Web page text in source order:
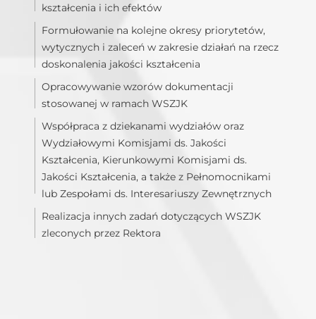
kształcenia i ich efektów
Formułowanie na kolejne okresy priorytetów,
wytycznych i zaleceń w zakresie działań na rzecz
doskonalenia jakości kształcenia
Opracowywanie wzorów dokumentacji
stosowanej w ramach WSZJK
Współpraca z dziekanami wydziałów oraz
Wydziałowymi Komisjami ds. Jakości
Kształcenia, Kierunkowymi Komisjami ds.
Jakości Kształcenia, a także z Pełnomocnikami
lub Zespołami ds. Interesariuszy Zewnętrznych
Realizacja innych zadań dotyczących WSZJK
zleconych przez Rektora